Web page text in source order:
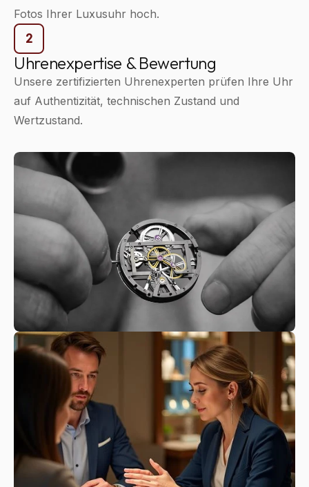
Fotos Ihrer Luxusuhr hoch.
2
Uhrenexpertise & Bewertung
Unsere zertifizierten Uhrenexperten prüfen Ihre Uhr
auf Authentizität, technischen Zustand und
Wertzustand.